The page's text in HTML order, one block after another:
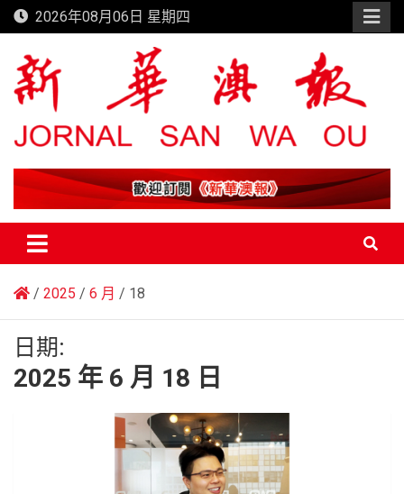
Skip
to
content
2026年08月06日 星期四
新華澳報
2025 6 月 18
日期:
2025 年 6 月 18 日